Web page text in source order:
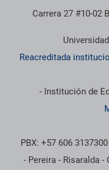
Carrera 27 #10-02
Reacreditada
- Institución de
PBX: +57 606
- Pereira - Risaralda